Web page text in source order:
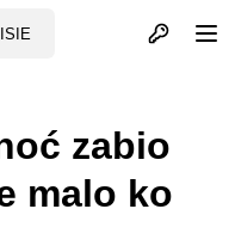
Otvori profil
zabio
malo ko